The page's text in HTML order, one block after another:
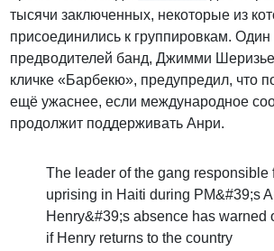
тысячи заключенных, некоторые из
присоединились к группировкам. Один
предводителей банд, Джимми
кличке «Барбекю», предупредил, что
ещё ужаснее, если международное
продолжит поддерживать Анри.
The leader of the gang responsible
uprising in Haiti during PM&#39;s
Henry&#39;s absence has warned
if Henry returns to the country